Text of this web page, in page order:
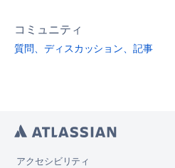
コミュニティ
質問、ディスカッション、記事
アクセシビリティ